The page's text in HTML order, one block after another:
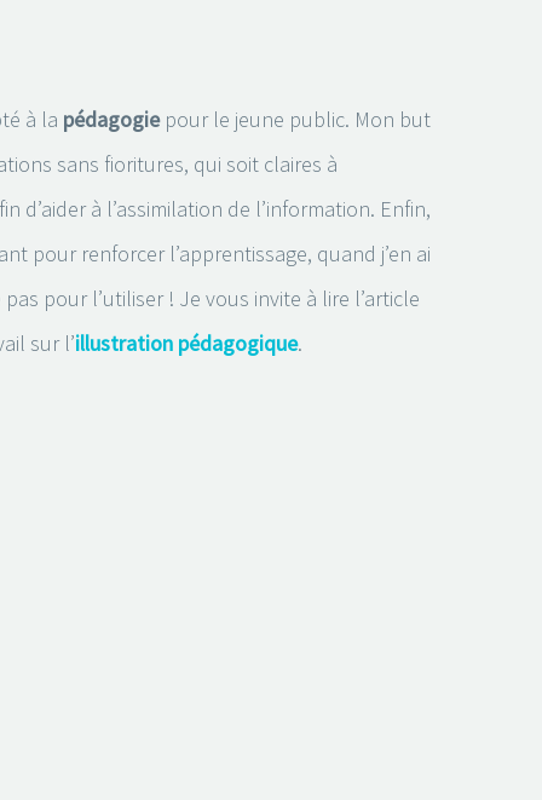
à la pédagogiepour le jeune public. Mon but
sans fioritures, qui soit claires à
d’aider à l’assimilation de l’information. Enfin,
pour renforcer l’apprentissage, quand j’en ai
pour l’utiliser ! Je vous invite à lire l’article
sur l’illustration pédagogique.